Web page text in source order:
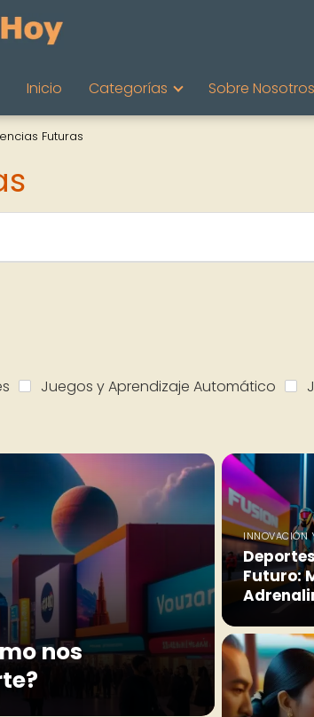
Inicio Categorías Sobre Nosotros
Futuras
Juegos y Aprendizaje Automático
nos
INNOVACIÓN
Futuro: